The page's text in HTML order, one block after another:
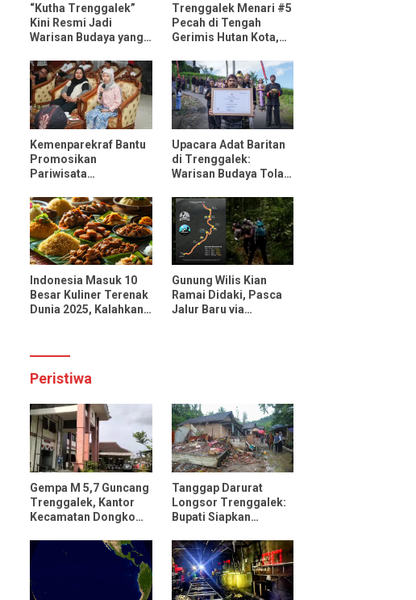
“Kutha Trenggalek”
Kini Resmi Jadi
Warisan Budaya yang
Trenggalek Menari #5
Pecah di Tengah
Gerimis Hutan Kota,
Ngrembaka dan
Nyawiji
Kemenparekraf Bantu
Promosikan
Pariwisata
Trip Bersama
Influencer dan Media
Nasional
Upacara Adat Baritan
di Trenggalek:
Warisan Budaya Tolak
Lewat Festival Desa
Indonesia Masuk 10
Besar Kuliner Terenak
Dunia 2025, Kalahkan
Gunung Wilis Kian
Ramai Didaki, Pasca
Jalur Baru via
Peristiwa
Gempa M 5,7 Guncang
Trenggalek, Kantor
Kecamatan Dongko
Tanggap Darurat
Longsor Trenggalek:
Bupati Siapkan
Rencana Relokasi
untuk 95 Rumah